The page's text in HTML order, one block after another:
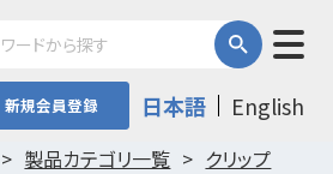
新規会員登録 日本語 English
製品カテゴリ一覧 クリップ